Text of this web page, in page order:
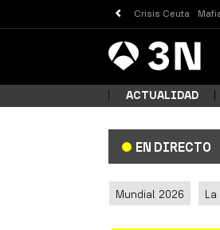
Crisis Ceuta
Antena
3 Noticias
ACTUALIDAD
EN DIRECTO
Mundial 2026